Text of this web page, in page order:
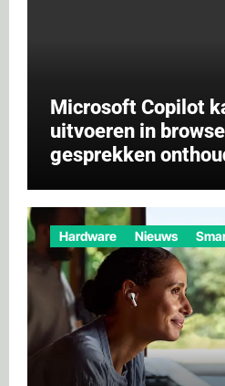
Microsoft Copilot
uitvoeren in
gesprekken
Hardware Nieuws